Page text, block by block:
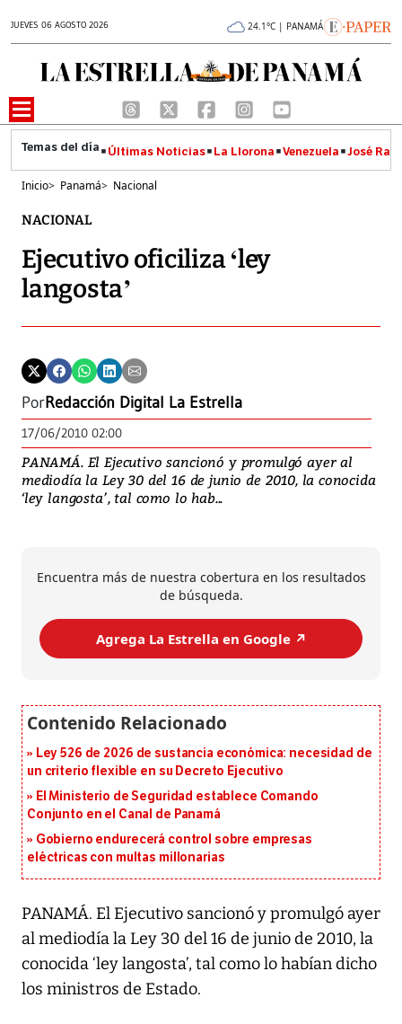
JUEVES 06 AGOSTO 2026 24.1°C | PANAMÁ
Últimas Noticias La Llorona Venezuela José
Inicio> Panamá> Nacional
NACIONAL
Ejecutivo oficiliza ‘ley
langosta’
PorRedacción Digital La Estrella
17/06/2010 02:00
PANAMÁ. El Ejecutivo sancionó y promulgó ayer al
mediodía la Ley 30 del 16 de junio de 2010, la conocida
‘ley langosta’, tal como lo hab...
Encuentra más de nuestra cobertura en los resultados
de búsqueda.
Agrega La Estrella en Google ↗️
Ley 526 de 2026 de sustancia económica: necesidad de
un criterio flexible en su Decreto Ejecutivo
El Ministerio de Seguridad establece Comando
Conjunto en el Canal de Panamá
Gobierno endurecerá control sobre empresas
eléctricas con multas millonarias
PANAMÁ. El Ejecutivo sancionó y promulgó ayer
al mediodía la Ley 30 del 16 de junio de 2010, la
conocida ‘ley langosta’, tal como lo habían dicho
los ministros de Estado.